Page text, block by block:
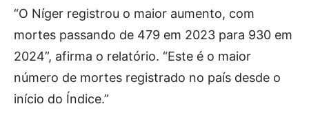
“O Níger registrou o maior aumento, com
mortes passando de 479 em 2023 para 930 em
2024”, afirma o relatório. “Este é o maior
número de mortes registrado no país desde o
início do Índice.”